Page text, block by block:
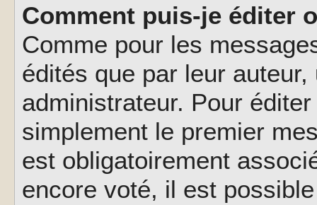
Comment puis-je éditer
Comme pour les
édités que par leur
administrateur. Pour
simplement le premier
est obligatoirement
encore voté, il est